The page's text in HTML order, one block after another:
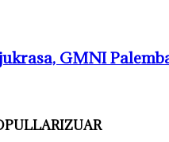
GMNI